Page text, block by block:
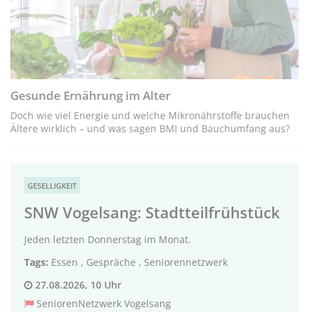
Gesunde Ernährung im Alter
Doch wie viel Energie und welche Mikronährstoffe brauchen
Ältere wirklich – und was sagen BMI und Bauchumfang aus?
GESELLIGKEIT
SNW Vogelsang: Stadtteilfrühstück
Jeden letzten Donnerstag im Monat.
Tags: Essen , Gespräche , Seniorennetzwerk
27.08.2026, 10 Uhr
SeniorenNetzwerk Vogelsang